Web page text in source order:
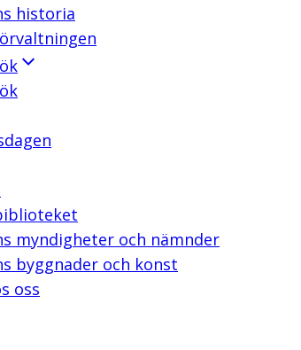
historia
myndigheter och nämnder
byggnader och konst
oss